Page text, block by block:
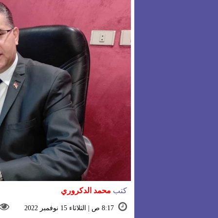
كتب محمد الدكروري
8:17 ص | الثلاثاء 15 نوفمبر 2022